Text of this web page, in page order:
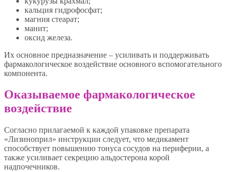
кальция гидрофосфат;
магния стеарат;
манит;
оксид железа.
Их основное предназначение – усиливать и поддерживать
фармакологическое воздействие основного вспомогательного
компонента.
Оказываемое фармакологическое
воздействие
Согласно прилагаемой к каждой упаковке препарата
«Лизиноприл» инструкции следует, что медикамент
способствует повышению тонуса сосудов на периферии, а
также усиливает секрецию альдостерона корой
надпочечников.